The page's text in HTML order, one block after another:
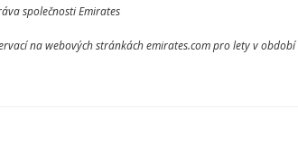
společnosti Emirates
na webových stránkách emirates.com pro lety v